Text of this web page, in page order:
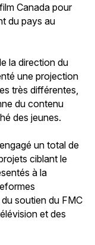
Canada pour
du pays au
la direction du
une projection
très différentes,
du contenu
des jeunes.
un total de
ciblant le
à la
soutien du FMC
et des